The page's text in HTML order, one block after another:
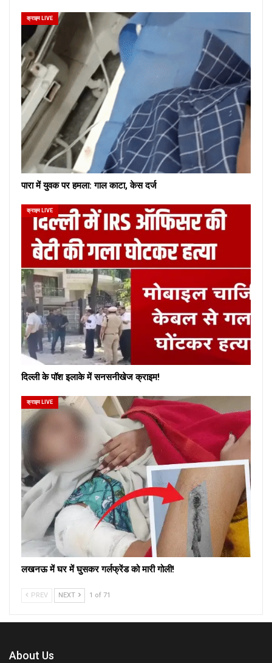
क्राइम LIVE
पारा में युवक पर हमला: गाल काटा, केस दर्ज
क्राइम LIVE
दिल्ली के पॉश इलाके में सनसनीखेज क्राइम!
क्राइम LIVE
लखनऊ में घर में घुसकर गर्लफ्रेंड को मारी गोली!
PREV NEXT 1 of 71
About Us